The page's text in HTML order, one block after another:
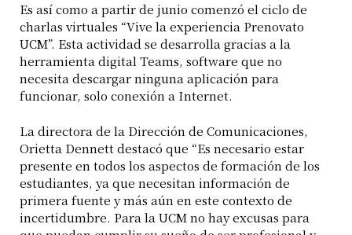
Es así como a partir de junio comenzó el ciclo de
charlas virtuales “Vive la experiencia Prenovato
UCM”. Esta actividad se desarrolla gracias a la
herramienta digital Teams, software que no
necesita descargar ninguna aplicación para
funcionar, solo conexión a Internet.
La directora de la Dirección de Comunicaciones,
Orietta Dennett destacó que “Es necesario estar
presente en todos los aspectos de formación de los
estudiantes, ya que necesitan información de
primera fuente y más aún en este contexto de
incertidumbre. Para la UCM no hay excusas para